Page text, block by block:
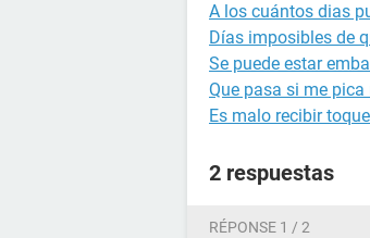
A los cuántos dias
Días imposibles de
Se puede estar
Que pasa si me
Es malo recibir
2 respuestas
RÉPONSE 1 / 2